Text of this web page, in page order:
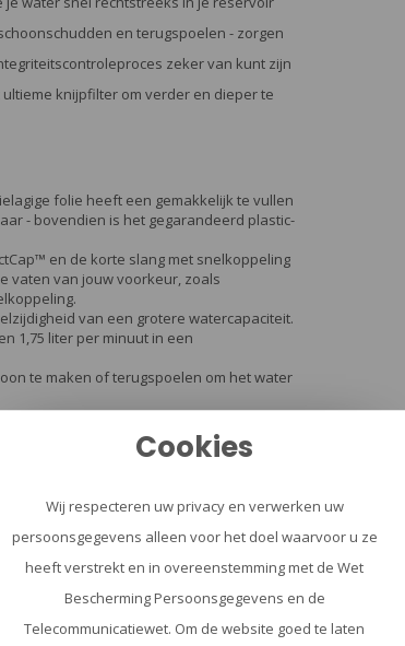
en terugspoelen - zorgen
zeker van kunt zijn
knijpfilter om verder en dieper te
folie heeft een gemakkelijk te vullen
- bovendien is het gegarandeerd plastic-
en de korte slang met snelkoppeling
vaten van jouw voorkeur, zoals
van een grotere watercapaciteit.
1,75 liter per minuut in een
te maken of terugspoelen om het water
dat het voldoet aan alle EPA- en NSF-
van de protozoa.*
of bevriezing eenvoudig vaststellen of
flessen met een smalle mond van 28
hydratatiereservoirs zoals de Big Zip™
vuilzijdige dop, ConnectCap met
Cookies
Wij respecteren uw privacy en verwerken uw
persoonsgegevens alleen voor het doel waarvoor u ze
heeft verstrekt en in overeenstemming met de Wet
Bescherming Persoonsgegevens en de
Telecommunicatiewet. Om de website goed te laten